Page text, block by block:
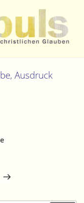
Glauben
Ausdruck